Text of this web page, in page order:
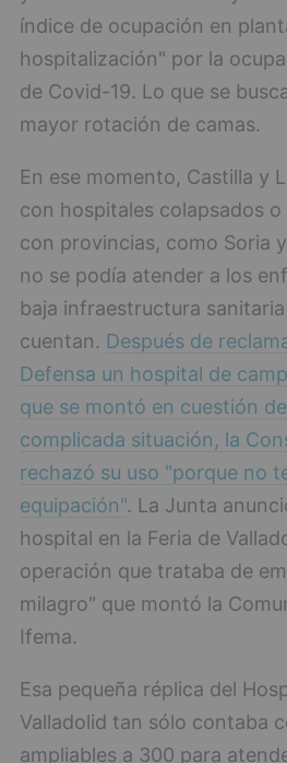
índice de ocupación en
hospitalización" por la
de Covid-19. Lo que se
mayor rotación de camas.
En ese momento, Castilla y
con hospitales colapsados
con provincias, como Soria
no se podía atender a los
baja infraestructura
cuentan. Después de
Defensa un hospital de
que se montó en cuestión
complicada situación, la
rechazó su uso "porque no
equipación". La Junta
hospital en la Feria de
operación que trataba de
milagro" que montó la
Ifema.
Esa pequeña réplica del
Valladolid tan sólo contaba
ampliables a 300 para